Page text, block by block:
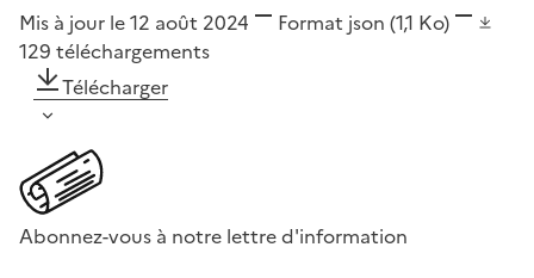
Mis à jour le 12 août 2024 Format json (1,1 Ko)
129 téléchargements
Télécharger
Abonnez-vous à notre lettre d'information